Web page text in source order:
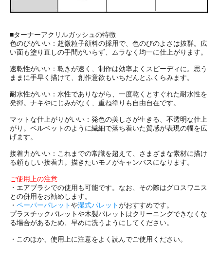
■ターナーアクリルガッシュの特徴
色のびがいい：超微粒子顔料の採用で、色のびのよさは抜群。広
い面も塗り直しの手間がいらず、ムラなく均一に仕上がります。
速乾性がいい：乾きが速く、制作は効率よくスピーディに。思う
ままに手早く描けて、創作意欲もいちだんとふくらみます。
耐水性がいい：水性でありながら、一度乾くとすぐれた耐水性を
発揮。ナキやにじみがなく、重ね塗りも自由自在です。
マットな仕上がりがいい：発色の美しさが生きる、不透明な仕上
がり。ベルベットのように繊細で落ち着いた質感が表現の幅を広
げます。
接着力がいい：これまでの常識を超えて、さまざまな素材に描け
る頼もしい接着力。描きたいモノがキャンバスになります。
ご使用上の注意
・エアブラシでの使用も可能です。なお、その際はグロスワニス
との併用をお勧めします。
・ ペーパーパレットや湿式パレットがおすすめです。
プラスチックパレットや木製パレットはクリーニングできなくな
る場合があるため、早めに洗うようにしてください。
・このほか、使用上に注意をよく読んでご使用ください。